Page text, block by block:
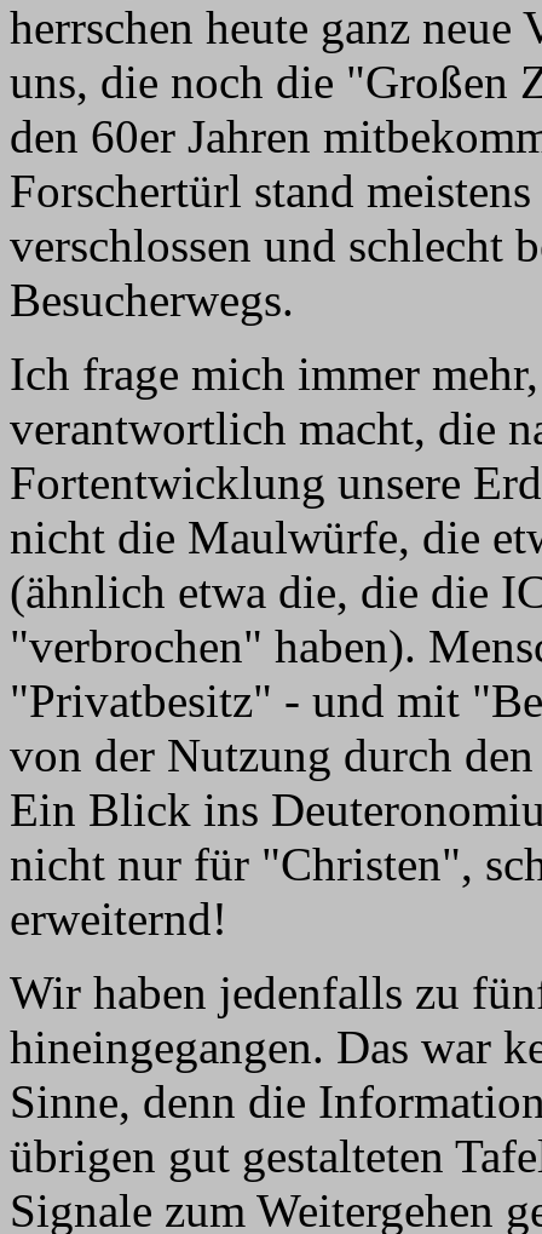
herrschen heute ganz neue
uns, die noch die "Großen
den 60er Jahren
Forschertürl stand
verschlossen und schlecht
Besucherwegs.
Ich frage mich immer
verantwortlich macht, die
Fortentwicklung unsere
nicht die Maulwürfe, die
(ähnlich etwa die, die die
"verbrochen" haben).
"Privatbesitz" - und mit
von der Nutzung durch
Ein Blick ins
nicht nur für "Christen",
erweiternd!
Wir haben jedenfalls zu
hineingegangen. Das war
Sinne, denn die
übrigen gut gestalteten
Signale zum Weitergehen